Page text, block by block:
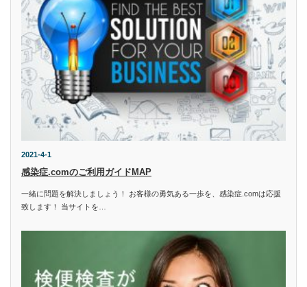
2021-4-1
感染症.comのご利用ガイドMAP
一緒に問題を解決しましょう！ お客様の勇気ある一歩を、感染症.comは応援
致します！ 当サイトを…